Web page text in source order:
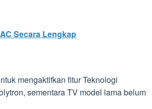
Secara Lengkap
mengaktifkan fitur Teknologi
sementara TV model lama belum